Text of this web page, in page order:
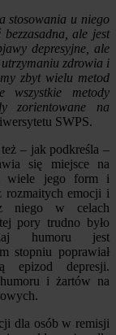
stosowania u niego
ale jest
depresyjne, ale
zdrowia i
zbyt wielu metod
wszystkie metody
zorientowane na
SWPS.
– jak podkreśla –
się miejsce na
wiele jego form i
rozmaitych emocji i
niego w celach
pory trudno było
humoru jest
stopniu poprawiał
epizod depresji.
i żartów na
dla osób w remisji